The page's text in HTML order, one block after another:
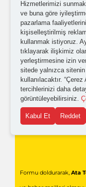
Kişisel
açık rıza
Ata
ve haber mailleri almayı
Hizmetlerimizi
ve buna göre
pazarlama
kişiselleştirilmiş
kullanmak istiyoruz.
tıklayarak ilişkimiz
yerleştirmesine izin
sitede yalnızca
kullanılacaktır.
tercihlerinizi daha
görüntüleyebilirsiniz.
Kabul Et Reddet